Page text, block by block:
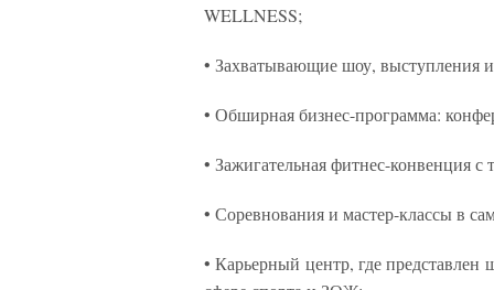
WELLNESS;
• Захватывающие шоу, выступления и
• Обширная бизнес-программа:
• Зажигательная фитнес-конвенция
• Соревнования и мастер-классы в
• Карьерный центр, где